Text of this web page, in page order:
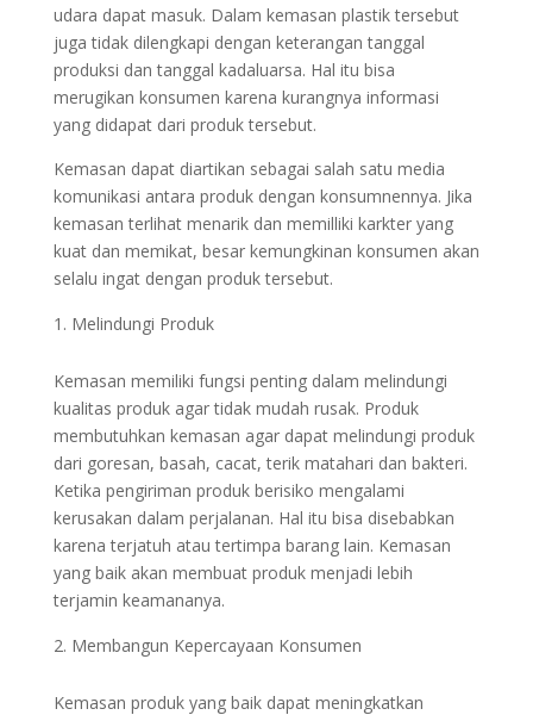
udara dapat masuk. Dalam kemasan plastik tersebut
juga tidak dilengkapi dengan keterangan tanggal
produksi dan tanggal kadaluarsa. Hal itu bisa
merugikan konsumen karena kurangnya informasi
yang didapat dari produk tersebut.
Kemasan dapat diartikan sebagai salah satu media
komunikasi antara produk dengan konsumnennya. Jika
kemasan terlihat menarik dan memilliki karkter yang
kuat dan memikat, besar kemungkinan konsumen akan
selalu ingat dengan produk tersebut.
Melindungi Produk
Kemasan memiliki fungsi penting dalam melindungi
kualitas produk agar tidak mudah rusak. Produk
membutuhkan kemasan agar dapat melindungi produk
dari goresan, basah, cacat, terik matahari dan bakteri.
Ketika pengiriman produk berisiko mengalami
kerusakan dalam perjalanan. Hal itu bisa disebabkan
karena terjatuh atau tertimpa barang lain. Kemasan
yang baik akan membuat produk menjadi lebih
terjamin keamananya.
Membangun Kepercayaan Konsumen
Kemasan produk yang baik dapat meningkatkan